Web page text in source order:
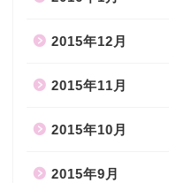
2015年12月
2015年11月
2015年10月
2015年9月